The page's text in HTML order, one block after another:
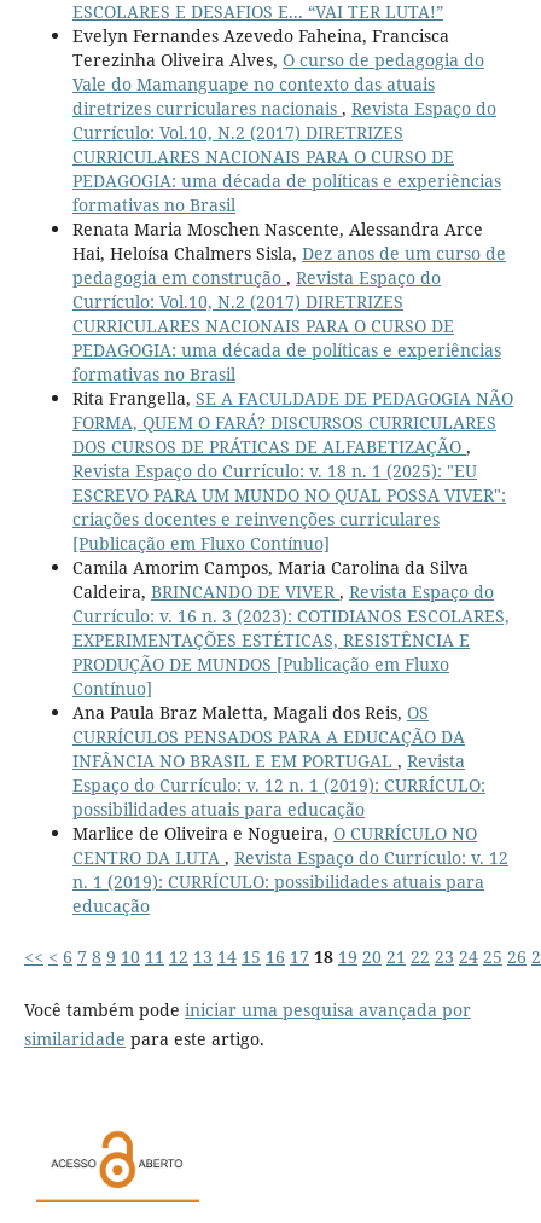
ESCOLARES E DESAFIOS E... “VAI TER LUTA!”
Evelyn Fernandes Azevedo Faheina, Francisca
Terezinha Oliveira Alves, O curso de pedagogia do
Vale do Mamanguape no contexto das atuais
diretrizes curriculares nacionais , Revista Espaço do
Currículo: Vol.10, N.2 (2017) DIRETRIZES
CURRICULARES NACIONAIS PARA O CURSO DE
PEDAGOGIA: uma década de políticas e experiências
formativas no Brasil
Renata Maria Moschen Nascente, Alessandra Arce
Hai, Heloísa Chalmers Sisla, Dez anos de um curso de
pedagogia em construção , Revista Espaço do
Currículo: Vol.10, N.2 (2017) DIRETRIZES
CURRICULARES NACIONAIS PARA O CURSO DE
PEDAGOGIA: uma década de políticas e experiências
formativas no Brasil
Rita Frangella, SE A FACULDADE DE PEDAGOGIA NÃO
FORMA, QUEM O FARÁ? DISCURSOS CURRICULARES
DOS CURSOS DE PRÁTICAS DE ALFABETIZAÇÃO ,
Revista Espaço do Currículo: v. 18 n. 1 (2025): "EU
ESCREVO PARA UM MUNDO NO QUAL POSSA VIVER":
criações docentes e reinvenções curriculares
[Publicação em Fluxo Contínuo]
Camila Amorim Campos, Maria Carolina da Silva
Caldeira, BRINCANDO DE VIVER, Revista Espaço do
Currículo: v. 16 n. 3 (2023): COTIDIANOS ESCOLARES,
EXPERIMENTAÇÕES ESTÉTICAS, RESISTÊNCIA E
PRODUÇÃO DE MUNDOS [Publicação em Fluxo
Contínuo]
Ana Paula Braz Maletta, Magali dos Reis, OS
CURRÍCULOS PENSADOS PARA A EDUCAÇÃO DA
INFÂNCIA NO BRASIL E EM PORTUGAL , Revista
Espaço do Currículo: v. 12 n. 1 (2019): CURRÍCULO:
possibilidades atuais para educação
Marlice de Oliveira e Nogueira, O CURRÍCULO NO
CENTRO DA LUTA , Revista Espaço do Currículo: v. 12
n. 1 (2019): CURRÍCULO: possibilidades atuais para
educação
<< < 6 7 8 9 10 11 12 13 14 15 16 17 18 19 20 21 22 23 24 25 26
Você também pode iniciar uma pesquisa avançada por
similaridade para este artigo.